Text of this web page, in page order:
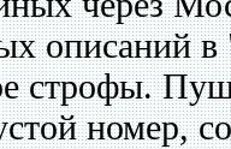
описаний
строфы.
номер,